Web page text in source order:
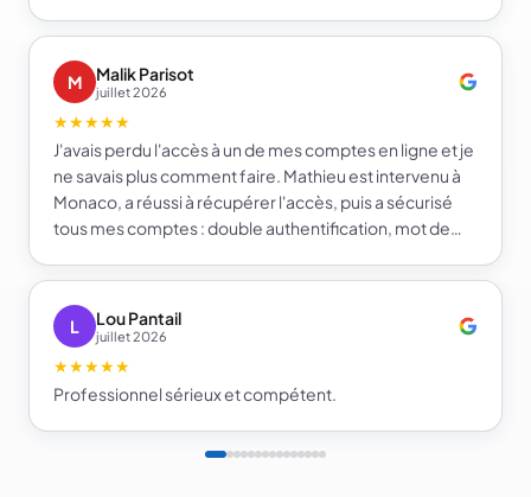
M Malik Parisot
juillet 2026
★★★★★
J'avais perdu l'accès à un de mes comptes en ligne et je
ne savais plus comment faire. Mathieu est intervenu à
Monaco, a réussi à récupérer l'accès, puis a sécurisé
tous mes comptes : double authentification, mot de
beaucoup plus serein sur la sécurité de mes comptes.
Je recommande e-infomat.
L
Lou Pantail
juillet 2026
★★★★★
Professionnel sérieux et compétent.